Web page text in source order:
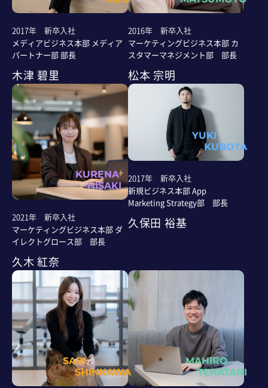
2017年 新卒入社
メディアビジネス本部 メディア
パートナー部 部長
木津 碧里
2016年 新卒入社
マーケティングビジネス本部 カ
スタマーマネジメント部 部長
松本 宗明
KURENA
HISAKI
2021年 新卒入社
マーケティングビジネス本部 ダ
イレクトグロース部 部長
久木 紅奈
YUKI
KUBOTA
2017年 新卒入社
新規ビジネス本部 App
Marketing Strategy部 部長
久保田 裕基
SARI
SHINKAWA
MAHIRO
TERATANI